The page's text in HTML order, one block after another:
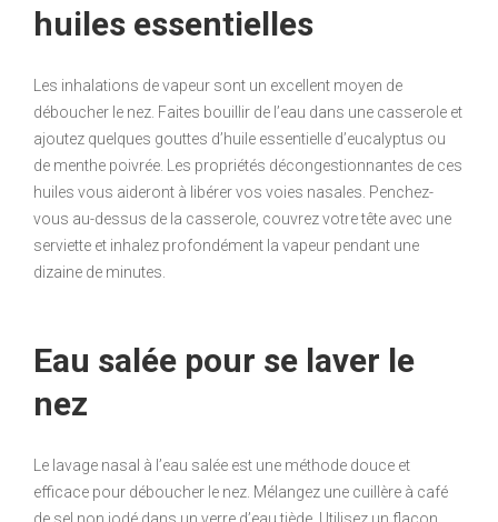
huiles essentielles
Les inhalations de vapeur sont un excellent moyen de
déboucher le nez. Faites bouillir de l’eau dans une casserole et
ajoutez quelques gouttes d’huile essentielle d’eucalyptus ou
de menthe poivrée. Les propriétés décongestionnantes de ces
huiles vous aideront à libérer vos voies nasales. Penchez-
vous au-dessus de la casserole, couvrez votre tête avec une
serviette et inhalez profondément la vapeur pendant une
dizaine de minutes.
Eau salée pour se laver le
nez
Le lavage nasal à l’eau salée est une méthode douce et
efficace pour déboucher le nez. Mélangez une cuillère à café